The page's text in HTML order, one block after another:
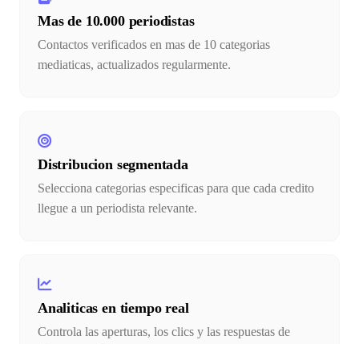
Mas de 10.000 periodistas
Contactos verificados en mas de 10 categorias
mediaticas, actualizados regularmente.
Distribucion segmentada
Selecciona categorias especificas para que cada credito
llegue a un periodista relevante.
Analiticas en tiempo real
Controla las aperturas, los clics y las respuestas de